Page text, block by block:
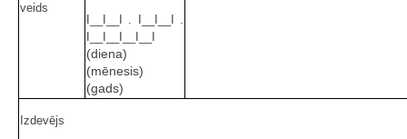
veids
I__I__I . I__I__I .
(diena)
(mēnesis)
(gads)
Izdevējs